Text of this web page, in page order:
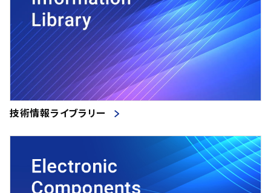
技術情報ライブラリー